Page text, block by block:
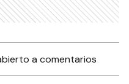
a comentarios